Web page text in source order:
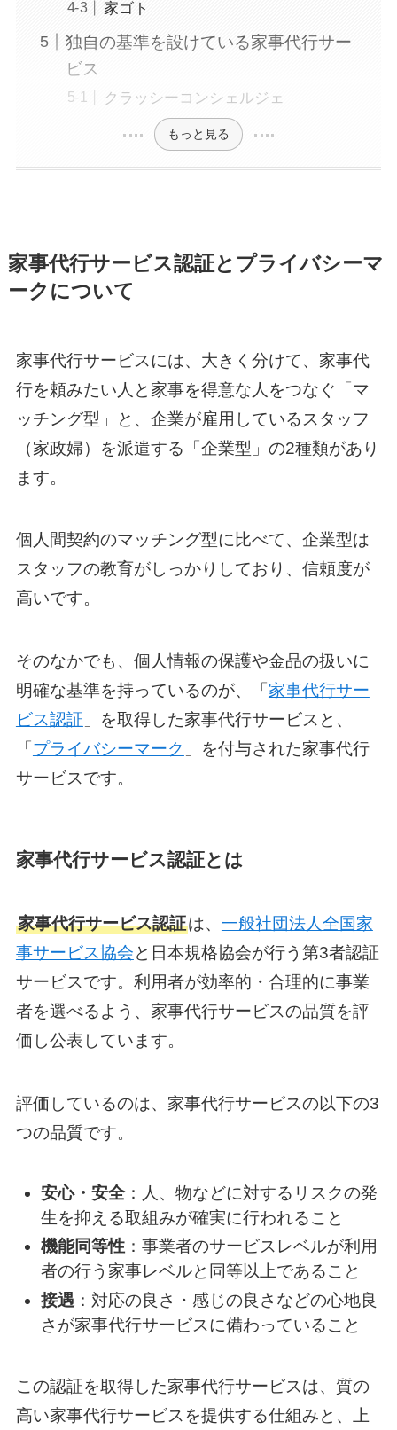
家ゴト
独自の基準を設けている家事代行サー
ビス
クラッシーコンシェルジェ
もっと見る
家事代行サービス認証とプライバシーマ
ークについて
家事代行サービスには、大きく分けて、家事代
行を頼みたい人と家事を得意な人をつなぐ「マ
ッチング型」と、企業が雇用しているスタッフ
（家政婦）を派遣する「企業型」の2種類があり
ます。
個人間契約のマッチング型に比べて、企業型は
スタッフの教育がしっかりしており、信頼度が
高いです。
そのなかでも、個人情報の保護や金品の扱いに
明確な基準を持っているのが、「家事代行サー
ビス認証 」を取得した家事代行サービスと、
「プライバシーマーク 」を付与された家事代行
サービスです。
家事代行サービス認証とは
家事代行サービス認証は、 一般社団法人全国家
事サービス協会と日本規格協会が行う第3者認証
サービスです。利用者が効率的・合理的に事業
者を選べるよう、家事代行サービスの品質を評
価し公表しています。
評価しているのは、家事代行サービスの以下の3
つの品質です。
安心・安全：人、物などに対するリスクの発
生を抑える取組みが確実に行われること
機能同等性 ：事業者のサービスレベルが利用
者の行う家事レベルと同等以上であること
接遇 ：対応の良さ・感じの良さなどの心地良
さが家事代行サービスに備わっていること
この認証を取得した家事代行サービスは、質の
高い家事代行サービスを提供する仕組みと、上